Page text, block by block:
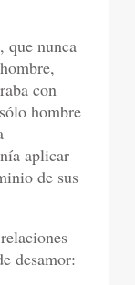
que nunca
con
hombre
aplicar
de sus
desamor: